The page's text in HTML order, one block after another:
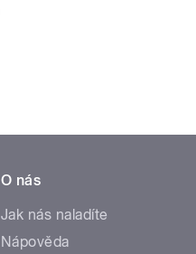
O nás
Jak nás naladíte
Nápověda